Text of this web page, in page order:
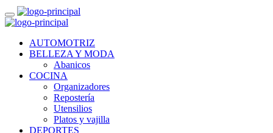
AUTOMOTRIZ
BELLEZA Y MODA
Abanicos
COCINA
Organizadores
Repostería
Utensilios
Platos y vajilla
DEPORTES